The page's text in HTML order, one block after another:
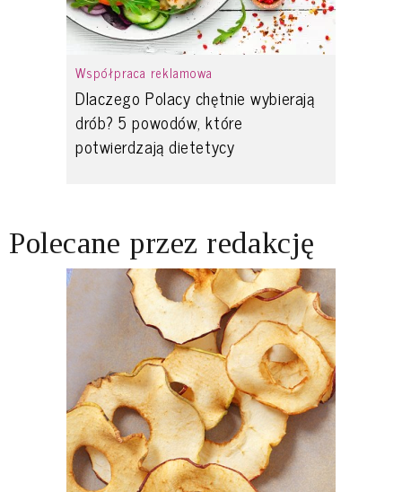
Współpraca reklamowa
Dlaczego Polacy chętnie wybierają
drób? 5 powodów, które
potwierdzają dietetycy
Polecane przez redakcję